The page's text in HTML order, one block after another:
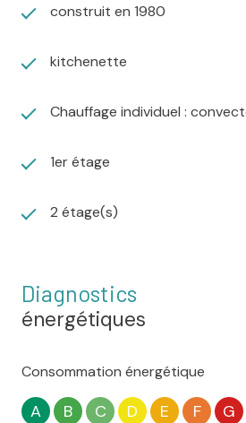
construit en 1980
kitchenette
Chauffage individuel :
1er étage
2 étage(s)
Diagnostics
énergétiques
Consommation énergétique
A B C D E F G